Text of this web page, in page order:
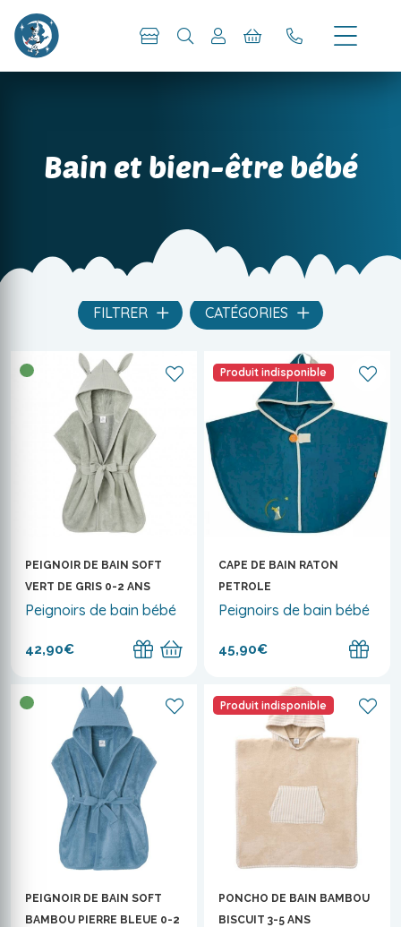
Bain et bien-être bébé
FILTRER CATÉGORIES
PEIGNOIR DE BAIN SOFT
VERT DE GRIS 0-2 ANS
Peignoirs de bain bébé
42,90€
Produit indisponible
CAPE DE BAIN RATON
PETROLE
Peignoirs de bain bébé
45,90€
PEIGNOIR DE BAIN SOFT
BAMBOU PIERRE BLEUE 0-2
Produit indisponible
PONCHO DE BAIN BAMBOU
BISCUIT 3-5 ANS